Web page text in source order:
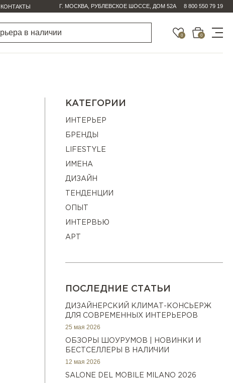
КОНТАКТЫ Г. МОСКВА, РУБЛЕВСКОЕ ШОССЕ, ДОМ 52А 8 800 550 79 19
0 0
КАТЕГОРИИ
ИНТЕРЬЕР
БРЕНДЫ
LIFESTYLE
ИМЕНА
ДИЗАЙН
ТЕНДЕНЦИИ
ОПЫТ
ИНТЕРВЬЮ
АРТ
ПОСЛЕДНИЕ СТАТЬИ
ДИЗАЙНЕРСКИЙ КЛИМАТ-КОНСЬЕРЖ
ДЛЯ СОВРЕМЕННЫХ ИНТЕРЬЕРОВ
25 мая 2026
ОБЗОРЫ ШОУРУМОВ | НОВИНКИ И
БЕСТСЕЛЛЕРЫ В НАЛИЧИИ
12 мая 2026
SALONE DEL MOBILE MILANO 2026